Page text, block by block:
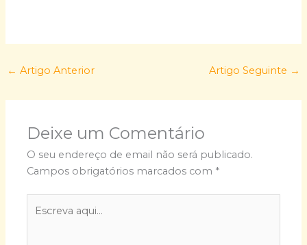
← Artigo Anterior Artigo Seguinte →
Deixe um Comentário
O seu endereço de email não será publicado.
Campos obrigatórios marcados com *
aqui...